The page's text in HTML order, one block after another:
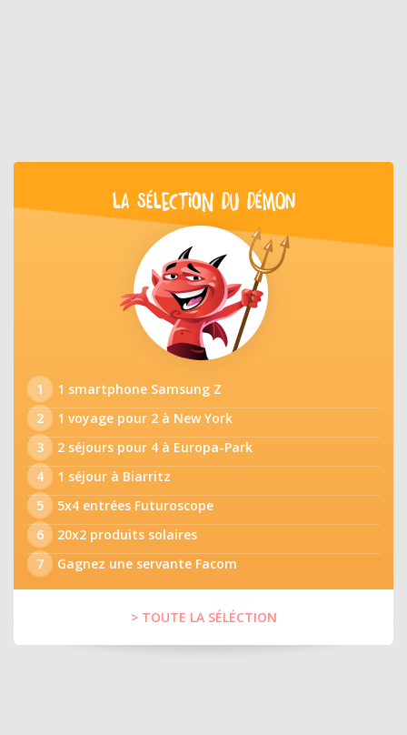
LA SÉLECTION DU DÉMON
1
1 smartphone Samsung Z
2
1 voyage pour 2 à New York
3
2 séjours pour 4 à Europa-Park
4
1 séjour à Biarritz
5
5x4 entrées Futuroscope
6
20x2 produits solaires
7
Gagnez une servante Facom
> TOUTE LA SÉLÉCTION